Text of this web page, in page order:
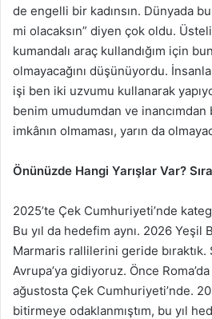
de engelli bir kadınsın. Dünyada
mi olacaksın” diyen çok oldu.
kumandalı araç kullandığım için
olmayacağını düşünüyordu.
işi ben iki uzvumu kullanarak
benim umudumdan ve
imkânın olmaması, yarın da
Önünüzde Hangi Yarışlar Var?
2025’te Çek Cumhuriyeti’nde
Bu yıl da hedefim aynı. 2026 Yeşil
Marmaris rallilerini geride
Avrupa’ya gidiyoruz. Önce
ağustosta Çek Cumhuriyeti’nde.
bitirmeye odaklanmıştım, bu yıl